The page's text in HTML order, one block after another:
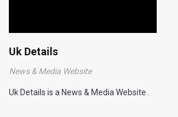
Uk Details
News & Media Website
Uk Details is a News & Media Website .